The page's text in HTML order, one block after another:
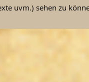
uvm.) sehen zu